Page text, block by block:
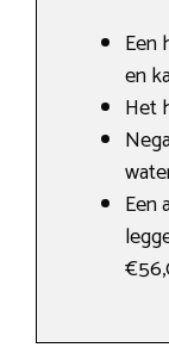
Een
en
Het
Een